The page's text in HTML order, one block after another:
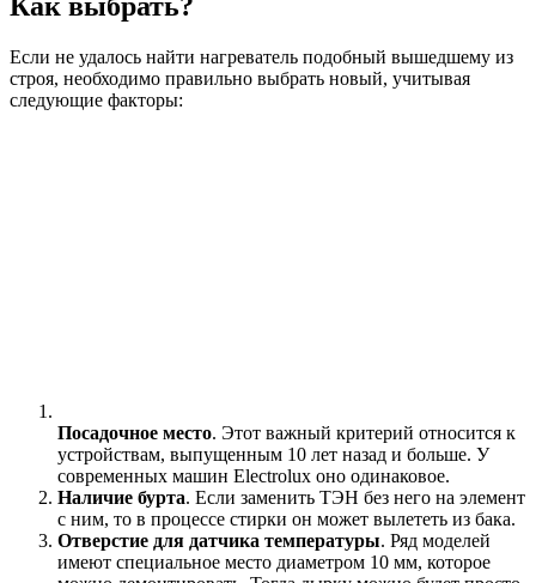
Если не удалось найти нагреватель подобный вышедшему из
строя, необходимо правильно выбрать новый, учитывая
следующие факторы:
Посадочное место. Этот важный критерий относится к
устройствам, выпущенным 10 лет назад и больше. У
современных машин Electrolux оно одинаковое.
Наличие бурта. Если заменить ТЭН без него на элемент
с ним, то в процессе стирки он может вылететь из бака.
Отверстие для датчика температуры. Ряд моделей
имеют специальное место диаметром 10 мм, которое